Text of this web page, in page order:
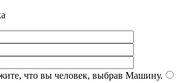
что вы человек, выбрав Машину.